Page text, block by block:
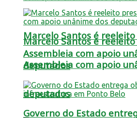
Marcelo Santos é
Assembleia com apoio
deputados
Marcelo Santos é
Assembleia com apoio
deputados
Governo do Estado